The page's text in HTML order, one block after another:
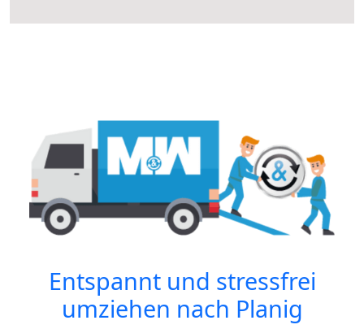
Entspannt und stressfrei
umziehen nach Planig